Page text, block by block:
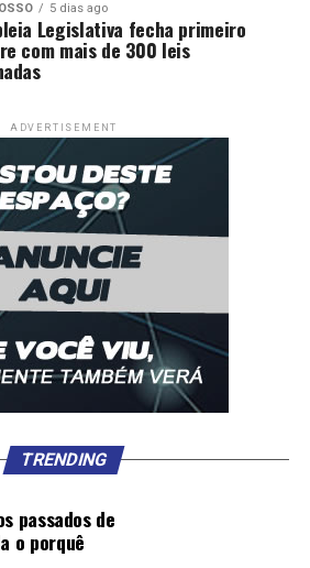
5 dias ago
Legislativa fecha primeiro
com mais de 300 leis
ADVERTISEMENT
TRENDING
passados de
o porquê